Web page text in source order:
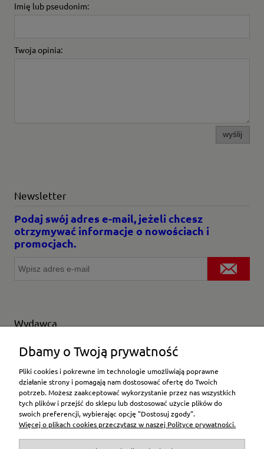
Imię lub pseudonim:
Twoja opinia:
wyślij
Newsletter
Podaj swój adres e-mail, jeżeli chcesz
otrzymywać informacje o nowościach i
promocjach.
Wydawca
Wybierz producenta
Moje konto
Płatności i dostawa
Dbamy o Twoją prywatność
Pliki cookies i pokrewne im technologie umożliwiają poprawne
działanie strony i pomagają nam dostosować ofertę do Twoich
potrzeb. Możesz zaakceptować wykorzystanie przez nas wszystkich
tych plików i przejść do sklepu lub dostosować użycie plików do
swoich preferencji, wybierając opcję "Dostosuj zgody".
Więcej o plikach cookies przeczytasz w naszej Polityce prywatności.